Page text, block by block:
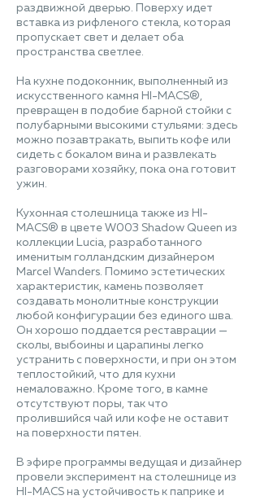
раздвижной дверью. Поверху идет
вставка из рифленого стекла, которая
пропускает свет и делает оба
пространства светлее.
На кухне подоконник, выполненный из
искусственного камня HI-MACS®,
превращен в подобие барной стойки с
полубарными высокими стульями: здесь
можно позавтракать, выпить кофе или
сидеть с бокалом вина и развлекать
разговорами хозяйку, пока она готовит
ужин.
Кухонная столешница также из HI-
MACS® в цвете W003 Shadow Queen из
коллекции Lucia, разработанного
именитым голландским дизайнером
Marcel Wanders. Помимо эстетических
характеристик, камень позволяет
создавать монолитные конструкции
любой конфигурации без единого шва.
Он хорошо поддается реставрации —
сколы, выбоины и царапины легко
устранить с поверхности, и при он этом
теплостойкий, что для кухни
немаловажно. Кроме того, в камне
отсутствуют поры, так что
пролившийся чай или кофе не оставит
на поверхности пятен.
В эфире программы ведущая и дизайнер
провели эксперимент на столешнице из
HI-MACS на устойчивость к паприке и